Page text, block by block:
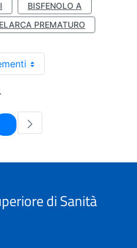
BISFENOLO A
PREMATURO
Pagina
di Sanità